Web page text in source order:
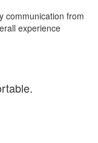
communication from
experience